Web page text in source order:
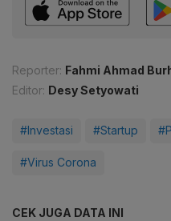
Reporter: Fahmi Ahmad
Editor: Desy Setyowati
#Investasi #Startup
#Virus Corona
CEK JUGA DATA INI